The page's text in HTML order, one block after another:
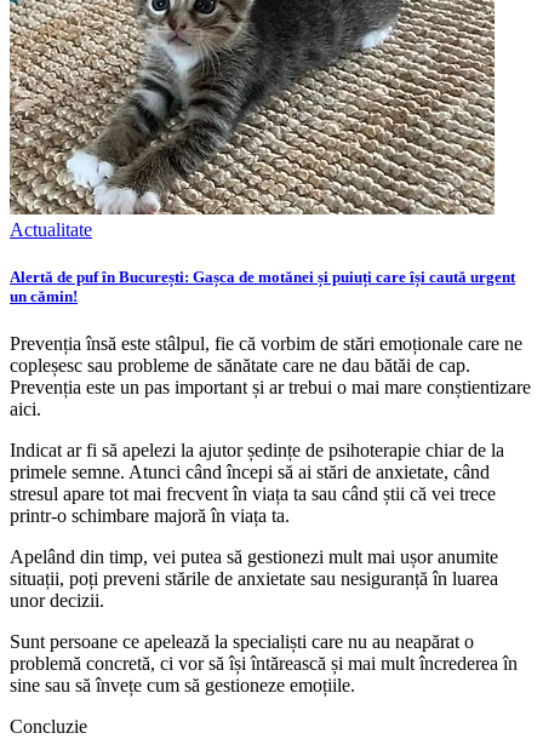
Actualitate
Alertă de puf în București: Gașca de motănei și puiuți care își caută urgent
un cămin!
Prevenția însă este stâlpul, fie că vorbim de stări emoționale care ne
copleșesc sau probleme de sănătate care ne dau bătăi de cap.
Prevenția este un pas important și ar trebui o mai mare conștientizare
aici.
Indicat ar fi să apelezi la ajutor ședințe de psihoterapie chiar de la
primele semne. Atunci când începi să ai stări de anxietate, când
stresul apare tot mai frecvent în viața ta sau când știi că vei trece
printr-o schimbare majoră în viața ta.
Apelând din timp, vei putea să gestionezi mult mai ușor anumite
situații, poți preveni stările de anxietate sau nesiguranță în luarea
unor decizii.
Sunt persoane ce apelează la specialiști care nu au neapărat o
problemă concretă, ci vor să își întărească și mai mult încrederea în
sine sau să învețe cum să gestioneze emoțiile.
Concluzie